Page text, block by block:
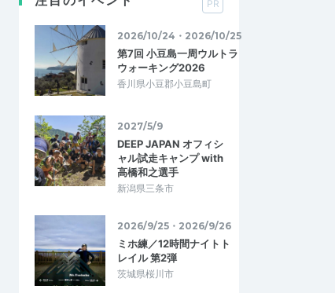
PR
2026/10/24・2026/10/25
第7回 小豆島一周ウルトラ
ウォーキング2026
香川県小豆郡小豆島町
2027/5/9
DEEP JAPAN オフィシ
ャル試走キャンプ with
高橋和之選手
新潟県三条市
2026/9/25・2026/9/26
ミホ練／12時間ナイトト
レイル 第2弾
茨城県桜川市